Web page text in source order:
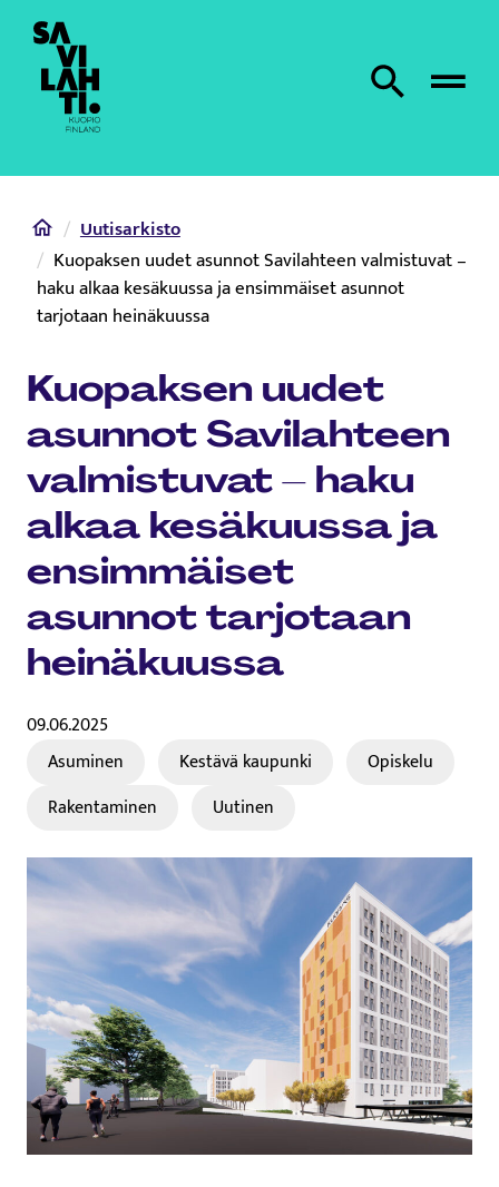
Etusivulle
Etsi sivustolta
HomeUutisarkisto
Kuopaksen uudet asunnot Savilahteen valmistuvat –
haku alkaa kesäkuussa ja ensimmäiset asunnot
tarjotaan heinäkuussa
Kuopaksen uudet
asunnot Savilahteen
valmistuvat – haku
alkaa kesäkuussa ja
ensimmäiset
asunnot tarjotaan
heinäkuussa
09.06.2025
Asuminen Kestävä kaupunki
Opiskelu
Rakentaminen
Uutinen